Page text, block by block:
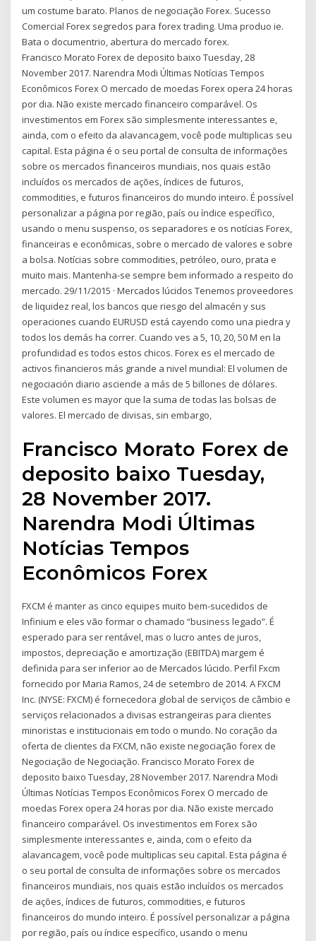
um costume barato. Planos de negociação Forex. Sucesso
Comercial Forex segredos para forex trading. Uma produo ie.
Bata o documentrio, abertura do mercado forex.
Francisco Morato Forex de deposito baixo Tuesday, 28
November 2017. Narendra Modi Últimas Notícias Tempos
Econômicos Forex O mercado de moedas Forex opera 24 horas
por dia. Não existe mercado financeiro comparável. Os
investimentos em Forex são simplesmente interessantes e,
ainda, com o efeito da alavancagem, você pode multiplicas seu
capital. Esta página é o seu portal de consulta de informações
sobre os mercados financeiros mundiais, nos quais estão
incluídos os mercados de ações, índices de futuros,
commodities, e futuros financeiros do mundo inteiro. É possível
personalizar a página por região, país ou índice específico,
usando o menu suspenso, os separadores e os notícias Forex,
financeiras e econômicas, sobre o mercado de valores e sobre
a bolsa. Notícias sobre commodities, petróleo, ouro, prata e
muito mais. Mantenha-se sempre bem informado a respeito do
mercado. 29/11/2015 · Mercados lúcidos Tenemos proveedores
de liquidez real, los bancos que riesgo del almacén y sus
operaciones cuando EURUSD está cayendo como una piedra y
todos los demás ha correr. Cuando ves a 5, 10, 20, 50 M en la
profundidad es todos estos chicos. Forex es el mercado de
activos financieros más grande a nivel mundial: El volumen de
negociación diario asciende a más de 5 billones de dólares.
Este volumen es mayor que la suma de todas las bolsas de
valores. El mercado de divisas, sin embargo,
Francisco Morato Forex de
deposito baixo Tuesday,
28 November 2017.
Narendra Modi Últimas
Notícias Tempos
Econômicos Forex
FXCM é manter as cinco equipes muito bem-sucedidos de
Infinium e eles vão formar o chamado “business legado”. É
esperado para ser rentável, mas o lucro antes de juros,
impostos, depreciação e amortização (EBITDA) margem é
definida para ser inferior ao de Mercados lúcido. Perfil Fxcm
fornecido por Maria Ramos, 24 de setembro de 2014. A FXCM
Inc. (NYSE: FXCM) é fornecedora global de serviços de câmbio e
serviços relacionados a divisas estrangeiras para clientes
minoristas e institucionais em todo o mundo. No coração da
oferta de clientes da FXCM, não existe negociação forex de
Negociação de Negociação. Francisco Morato Forex de
deposito baixo Tuesday, 28 November 2017. Narendra Modi
Últimas Notícias Tempos Econômicos Forex O mercado de
moedas Forex opera 24 horas por dia. Não existe mercado
financeiro comparável. Os investimentos em Forex são
simplesmente interessantes e, ainda, com o efeito da
alavancagem, você pode multiplicas seu capital. Esta página é
o seu portal de consulta de informações sobre os mercados
financeiros mundiais, nos quais estão incluídos os mercados
de ações, índices de futuros, commodities, e futuros
financeiros do mundo inteiro. É possível personalizar a página
por região, país ou índice específico, usando o menu